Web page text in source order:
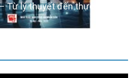
an cách mạng”